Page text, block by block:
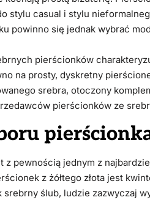
stylu casual i stylu
powinno się jednak
charakteryzuje
na prosty, dyskretny
srebra, otoczony
pierścionków ze
z pewnością jednym z
z żółtego złota jest
srebrny ślub, ludzie zazwyczaj